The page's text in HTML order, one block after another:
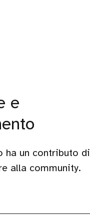
e
ha un contributo di
alla community.